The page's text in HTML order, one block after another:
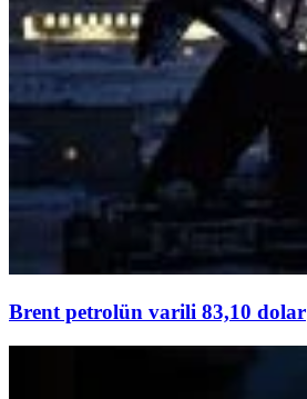
Brent petrolün varili 83,10 dolar